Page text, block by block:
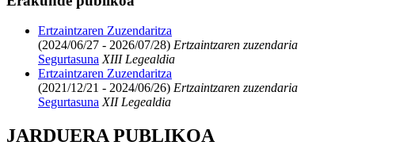
Ertzaintzaren Zuzendaritza
(2024/06/27 - 2026/07/28) Ertzaintzaren zuzendaria
Segurtasuna XIII Legealdia
Ertzaintzaren Zuzendaritza
(2021/12/21 - 2024/06/26) Ertzaintzaren zuzendaria
Segurtasuna XII Legealdia
JARDUERA PUBLIKOA